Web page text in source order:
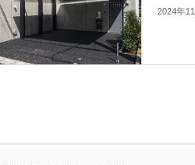
2024年